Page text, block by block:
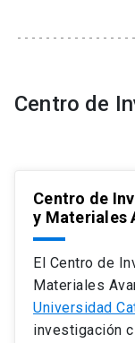
Centro de
Centro de
y Materiales
El Centro de
Materiales
Universidad
investigación